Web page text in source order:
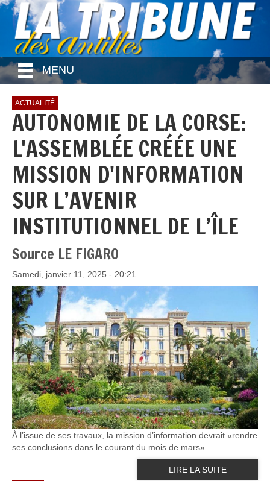
MENU
ACTUALITÉ
AUTONOMIE DE LA CORSE:
L'ASSEMBLÉE CRÉÉE UNE
MISSION D'INFORMATION
SUR L’AVENIR
INSTITUTIONNEL DE L’ÎLE
Source LE FIGARO
Samedi, janvier 11, 2025 - 20:21
À l’issue de ses travaux, la mission d’information devrait «rendre
ses conclusions dans le courant du mois de mars»
LIRE LA SUITE